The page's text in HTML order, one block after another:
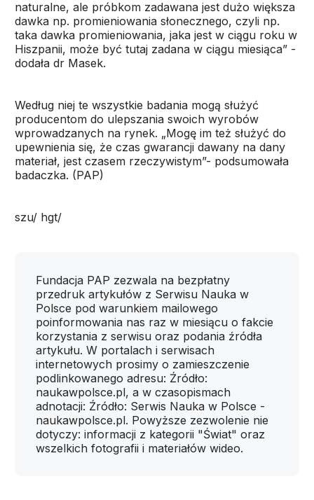
naturalne, ale próbkom zadawana jest dużo większa
dawka np. promieniowania słonecznego, czyli np.
taka dawka promieniowania, jaka jest w ciągu roku w
Hiszpanii, może być tutaj zadana w ciągu miesiąca” -
dodała dr Masek.
Według niej te wszystkie badania mogą służyć
producentom do ulepszania swoich wyrobów
wprowadzanych na rynek. „Mogę im też służyć do
upewnienia się, że czas gwarancji dawany na dany
materiał, jest czasem rzeczywistym”- podsumowała
badaczka. (PAP)
szu/ hgt/
Fundacja PAP zezwala na bezpłatny
przedruk artykułów z Serwisu Nauka w
Polsce pod warunkiem mailowego
poinformowania nas raz w miesiącu o fakcie
korzystania z serwisu oraz podania źródła
artykułu. W portalach i serwisach
internetowych prosimy o zamieszczenie
podlinkowanego adresu: Źródło:
naukawpolsce.pl, a w czasopismach
adnotacji: Źródło: Serwis Nauka w Polsce -
naukawpolsce.pl. Powyższe zezwolenie nie
dotyczy: informacji z kategorii "Świat" oraz
wszelkich fotografii i materiałów wideo.